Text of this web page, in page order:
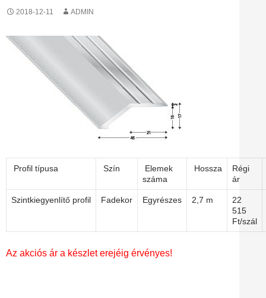
2018-12-11 ADMIN
Profil típusa Szín
Elemek
száma
Hossza
Régi
ár
Szintkiegyenlítő profil Fadekor Egyrészes 2,7 m
22
515
Ft/szál
Az akciós ár a készlet erejéig érvényes!